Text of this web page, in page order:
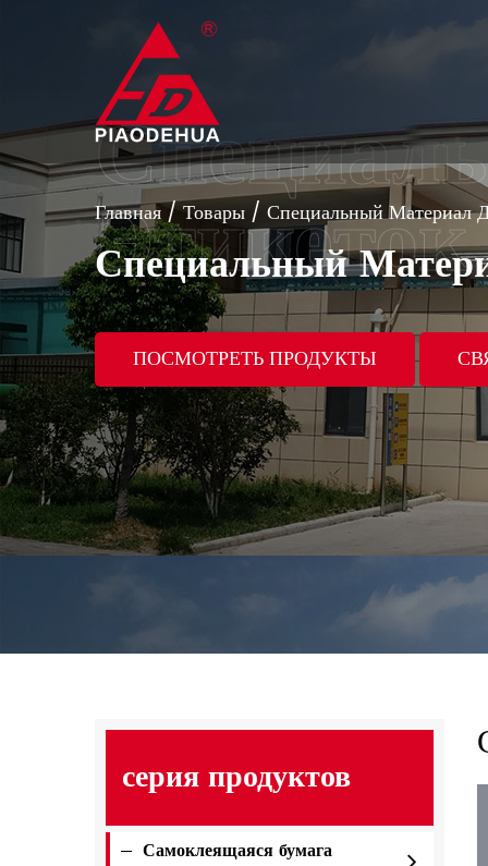
Главная/Товары / Специальный Материал
Специальный
ПОСМОТРЕТЬ ПРОДУКТЫ
серия продуктов
Самоклеящаяся бумага